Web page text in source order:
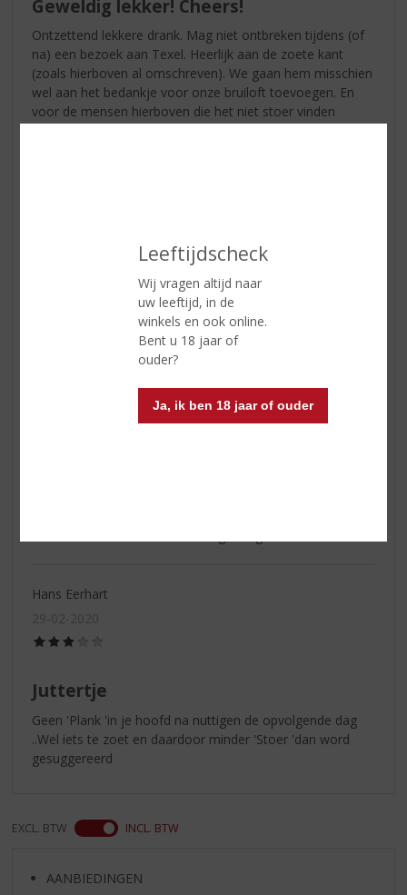
Leeftijdscheck
Wij vragen altijd naar
uw leeftijd, in de
winkels en ook online.
Bent u 18 jaar of
ouder?
Ja, ik ben 18 jaar of ouder
Geweldig lekker! Cheers!
Ontzettend lekkere drank. Mag niet ontbreken tijdens (of
na) een bezoek aan Texel. Heerlijk aan de zoete kant
(zoals hierboven al omschreven). We gaan hem misschien
wel aan het bedankje voor onze bruiloft toevoegen. En
voor de mensen hierboven die het niet stoer vinden
Geproost met ‘t Juttertje na een ijskoude fietstocht over ‘t
eiland. Milder dan jagermeister. Een heerlijk drankje om
weg te drinken. Proost!
Te zoet en daardoor niet Stoer
Hans Eerhart
29-02-2020
Juttertje
Geen 'Plank 'in je hoofd na nuttigen de opvolgende dag
..Wel iets te zoet en daardoor minder 'Stoer 'dan word
gesuggereerd
EXCL. BTW INCL. BTW
AANBIEDINGEN